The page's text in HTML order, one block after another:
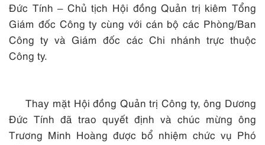
Đức Tính – Chủ tịch Hội đồng Quản trị kiêm Tổng
Giám đốc Công ty cùng với cán bộ các Phòng/Ban
Công ty và Giám đốc các Chi nhánh trực thuộc
Công ty.
Thay mặt Hội đồng Quản trị Công ty, ông Dương
Đức Tính đã trao quyết định và chúc mừng ông
Trương Minh Hoàng được bổ nhiệm chức vụ Phó